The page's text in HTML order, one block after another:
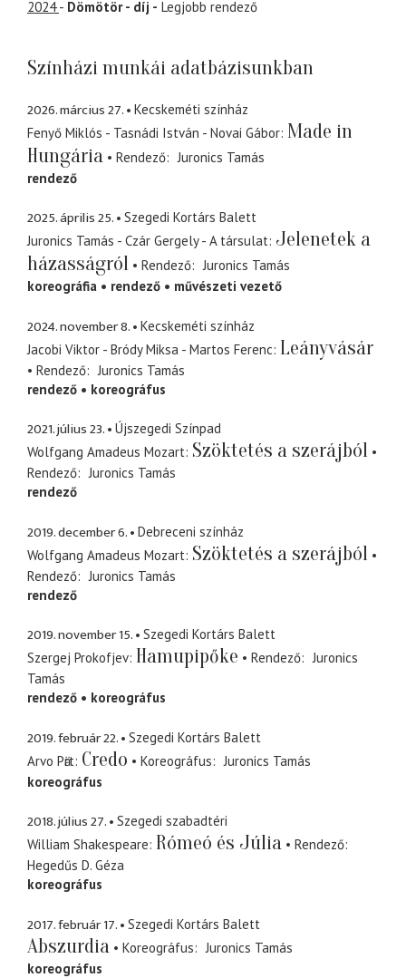
2024- Dömötör - díj - Legjobb rendező
Színházi munkái adatbázisunkban
2026. március 27.
Kecskeméti színház
Fenyő Miklós - Tasnádi István - Novai Gábor Made in
Hungária
Rendező
Juronics Tamás
rendező
2025. április 25.
Szegedi Kortárs Balett
Juronics Tamás - Czár Gergely - A társulat Jelenetek a
házasságról
Rendező
Juronics Tamás
koreográfia
rendező művészeti vezető
2024. november 8.
Kecskeméti színház
Jacobi Viktor - Bródy Miksa - Martos Ferenc Leányvásár
Rendező
Juronics Tamás
rendező
koreográfus
2021. július 23.
Újszegedi Színpad
Wolfgang Amadeus Mozart Szöktetés a szerájból
Rendező
Juronics Tamás
rendező
2019. december 6.
Debreceni színház
Wolfgang Amadeus Mozart Szöktetés a szerájból
Rendező
Juronics Tamás
rendező
2019. november 15.
Szegedi Kortárs Balett
Szergej Prokofjev Hamupipőke Rendező
Juronics
Tamás
rendező
koreográfus
2019. február 22.
Szegedi Kortárs Balett
Arvo Pӓrt Credo Koreográfus
Juronics Tamás
koreográfus
2018. július 27.
Szegedi szabadtéri
William Shakespeare Rómeó és Júlia
Rendező
Hegedűs D. Géza
koreográfus
2017. február 17. Szegedi Kortárs Balett
Abszurdia Koreográfus
Juronics Tamás
koreográfus